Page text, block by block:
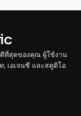
ที่สุดของคุณ ผู้ใช้งาน
, เอเจนซี และสตูดิโอ